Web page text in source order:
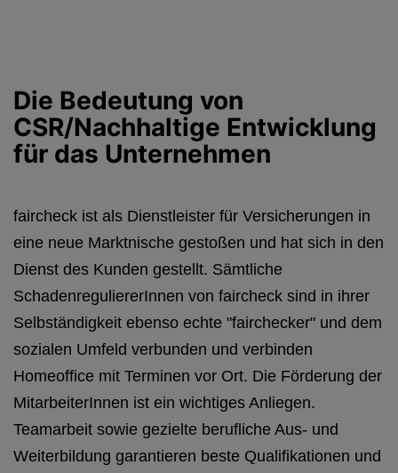
Die Bedeutung von
CSR/Nachhaltige Entwicklung
für das Unternehmen
faircheck ist als Dienstleister für Versicherungen in
eine neue Marktnische gestoßen und hat sich in den
Dienst des Kunden gestellt. Sämtliche
SchadenreguliererInnen von faircheck sind in ihrer
Selbständigkeit ebenso echte "fairchecker" und dem
sozialen Umfeld verbunden und verbinden
Homeoffice mit Terminen vor Ort. Die Förderung der
MitarbeiterInnen ist ein wichtiges Anliegen.
Teamarbeit sowie gezielte berufliche Aus- und
Weiterbildung garantieren beste Qualifikationen und